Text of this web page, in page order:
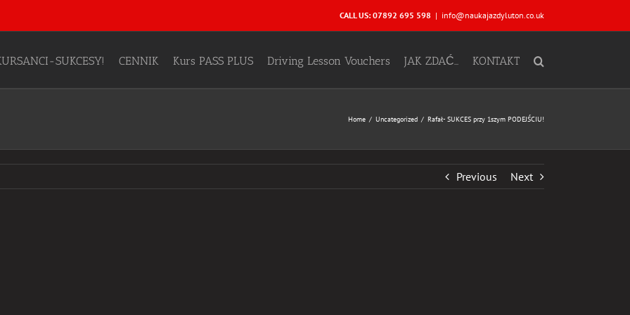
CALL US: 07892 695 598 | info@naukajazdyluton.co.uk
SUKCESY! CENNIK Kurs PASS PLUS Driving Lesson Vouchers JAK ZDAĆ… KONTAKT
Home Uncategorized Rafał- SUKCES przy 1szym PODEJŚCIU!
Previous Next